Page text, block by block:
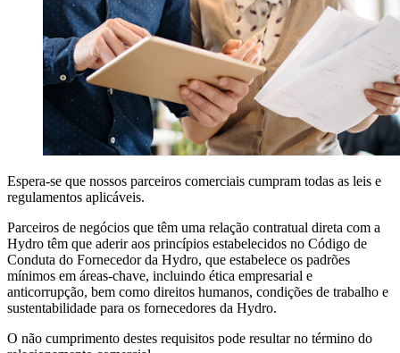
Espera-se que nossos parceiros comerciais cumpram todas as leis e
regulamentos aplicáveis.
Parceiros de negócios que têm uma relação contratual direta com a
Hydro têm que aderir aos princípios estabelecidos no Código de
Conduta do Fornecedor da Hydro, que estabelece os padrões
mínimos em áreas-chave, incluindo ética empresarial e
anticorrupção, bem como direitos humanos, condições de trabalho e
sustentabilidade para os fornecedores da Hydro.
O não cumprimento destes requisitos pode resultar no término do